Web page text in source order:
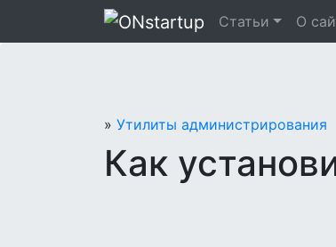
Статьи О
» Утилиты администрирования
Как